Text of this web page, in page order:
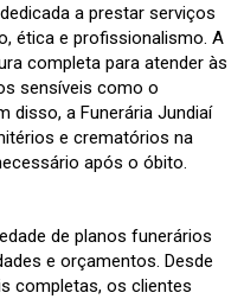
a prestar serviços
ética e profissionalismo. A
completa para atender às
sensíveis como o
disso, a Funerária Jundiaí
e crematórios na
após o óbito.
de planos funerários
e orçamentos. Desde
completas, os clientes